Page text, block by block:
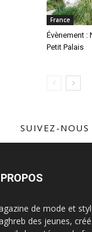
France
Évènement :
Petit Palais
SUIVEZ-NOUS
de mode et
des jeunes,